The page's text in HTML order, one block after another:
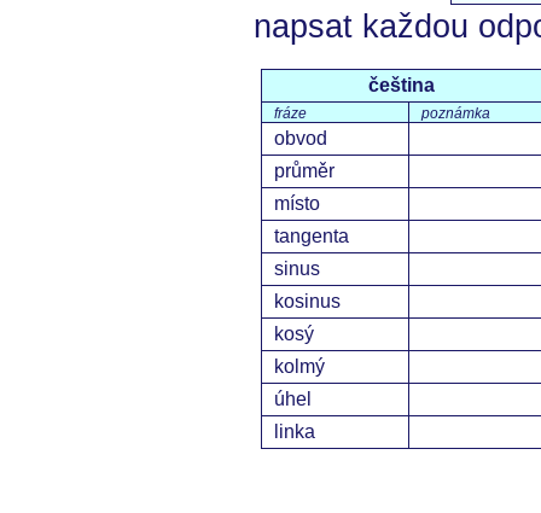
napsat každou
čeština
fráze poznámka
obvod
průměr
místo
tangenta
sinus
kosinus
kosý
kolmý
úhel
linka